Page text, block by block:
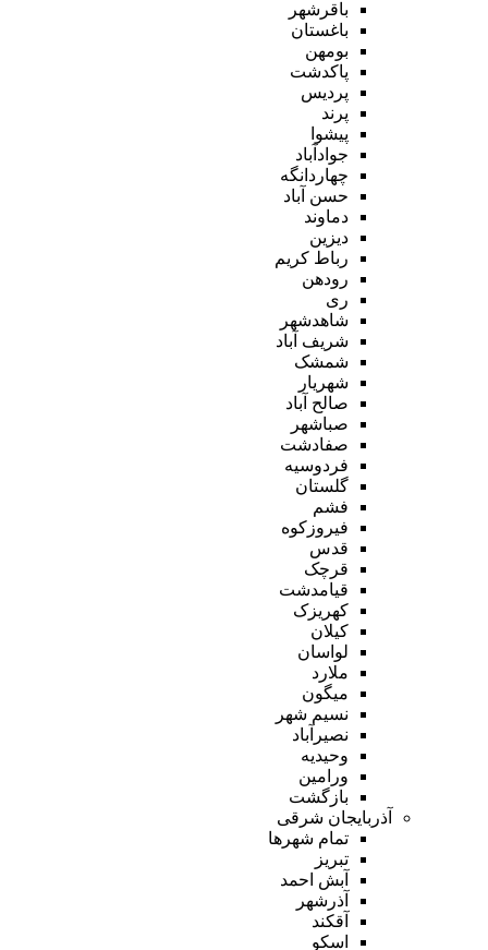
باقرشهر
باغستان
بومهن
پاکدشت
پردیس
پرند
پیشوا
جوادآباد
چهاردانگه
حسن آباد
دماوند
دیزین
رباط کریم
رودهن
ری
شاهدشهر
شریف آباد
شمشک
شهریار
صالح آباد
صباشهر
صفادشت
فردوسیه
گلستان
فشم
فیروزکوه
قدس
قرچک
قیامدشت
کهریزک
کیلان
لواسان
ملارد
میگون
نسیم شهر
نصیرآباد
وحیدیه
ورامین
بازگشت
آذربایجان شرقی
تمام شهر‌ها
تبریز
آبش احمد
آذرشهر
آقکند
اسکو